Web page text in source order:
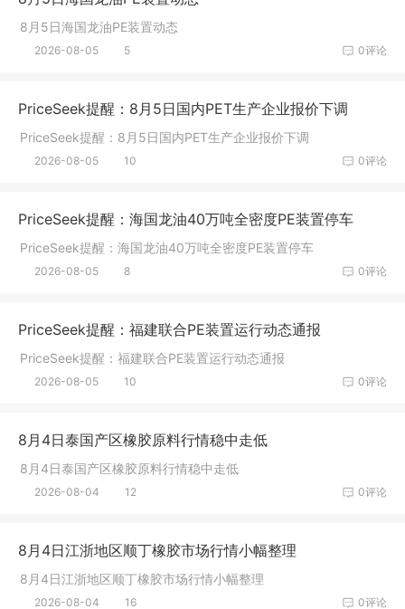
8月5日海国龙油PE装置动态
0评论
2026-08-05 5
PriceSeek提醒：8月5日国内PET生产企业报价下调
PriceSeek提醒：8月5日国内PET生产企业报价下调
0评论
2026-08-05 10
PriceSeek提醒：海国龙油40万吨全密度PE装置停车
PriceSeek提醒：海国龙油40万吨全密度PE装置停车
0评论
2026-08-05 8
PriceSeek提醒：福建联合PE装置运行动态通报
PriceSeek提醒：福建联合PE装置运行动态通报
0评论
2026-08-05 10
8月4日泰国产区橡胶原料行情稳中走低
8月4日泰国产区橡胶原料行情稳中走低
0评论
2026-08-04 12
8月4日江浙地区顺丁橡胶市场行情小幅整理
8月4日江浙地区顺丁橡胶市场行情小幅整理
0评论
2026-08-04 16